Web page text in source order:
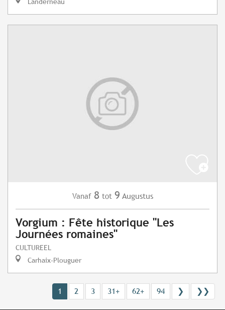
Vanaf 8 tot 9 Augustus
Vorgium : Fête historique "Les
Journées romaines"
CULTUREEL
Carhaix-Plouguer
1 2 3 31+ 62+ 94 ❯ ❯❯